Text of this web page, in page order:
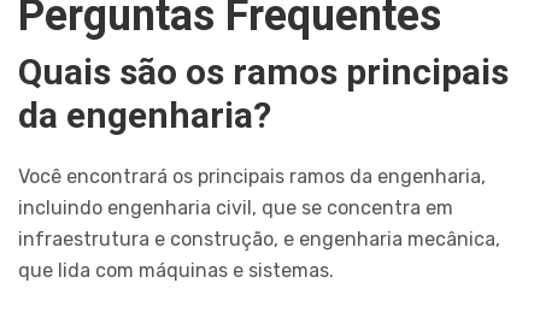
Perguntas Frequentes
Quais são os ramos principais
da engenharia?
Você encontrará os principais ramos da engenharia,
incluindo engenharia civil, que se concentra em
infraestrutura e construção, e engenharia mecânica,
que lida com máquinas e sistemas.